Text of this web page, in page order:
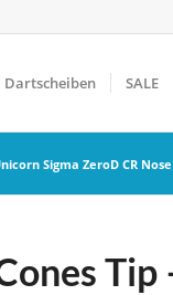
Dartscheiben SALE
Sigma ZeroD CR
Tip